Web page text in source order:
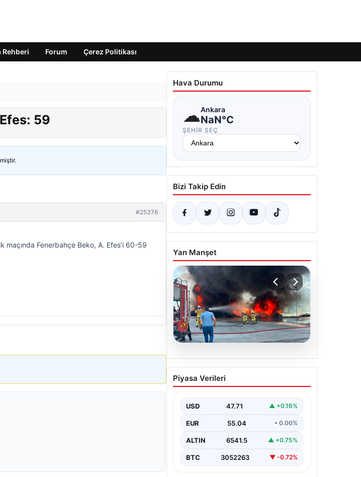
Rehberi Forum Çerez Politikası
59
#25376
Fenerbahçe Beko, A. Efes’i 60-59
Hava Durumu
☁Ankara
NaN°C
ŞEHIR SEÇ
Bizi Takip Edin
Yan Manşet
Dumanlar ilçeyi kapladı:
Bursa’da tamirhanede
Piyasa Verileri
USD 47.71 ▲ +0.16%
EUR 55.04 • 0.00%
ALTIN 6541.5 ▲ +0.75%
BTC 3052263 ▼ -0.72%